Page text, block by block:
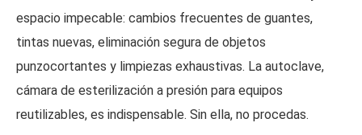
espacio impecable: cambios frecuentes de guantes,
tintas nuevas, eliminación segura de objetos
punzocortantes y limpiezas exhaustivas. La autoclave,
cámara de esterilización a presión para equipos
reutilizables, es indispensable. Sin ella, no procedas.